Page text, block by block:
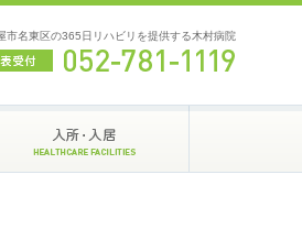
市名東区の365日リハビリを提供する木村病院